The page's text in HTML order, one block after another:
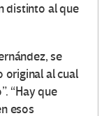
distinto al que
se
original al cual
“Hay que
esos